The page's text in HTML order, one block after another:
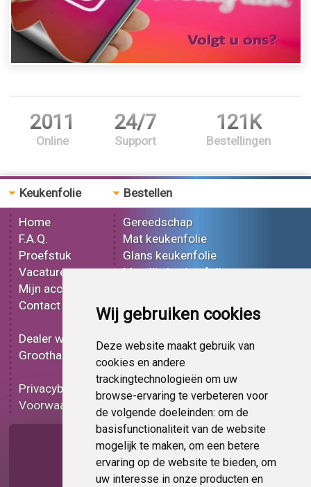
Wij gebruiken cookies
Deze website maakt gebruik van
cookies en andere
trackingtechnologieën om uw
browse-ervaring te verbeteren voor
de volgende doeleinden: om de
basisfunctionaliteit van de website
mogelijk te maken, om een betere
ervaring op de website te bieden, om
uw interesse in onze producten en
2011
Online
24/7
Support
121K
Bestellingen
Keukenfolie
Home
F.A.Q.
Proefstuk
Vacatures
Mijn account
Contact
Dealer worden
Groothandel
Privacybeleid
Voorwaarden
Bestellen
Gereedschap
Mat keukenfolie
Glans keukenfolie
Metallic keukenfolie
Effect keukenfolie
Bedrukt keukenfolie
Carbon keukenfolie
Lampen folie
Functionele folie
Keukenfolie korting
Op bestelling
Pagina delen